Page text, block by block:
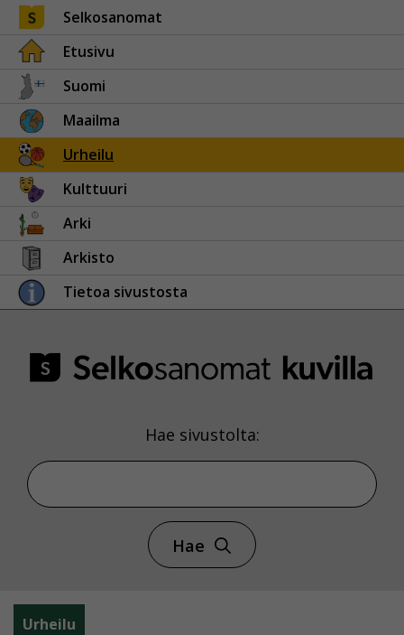
Selkosanomat
Etusivu
Suomi
Maailma
Urheilu
Kulttuuri
Arki
Arkisto
Tietoa sivustosta
Hae sivustolta:
Hae
Urheilu